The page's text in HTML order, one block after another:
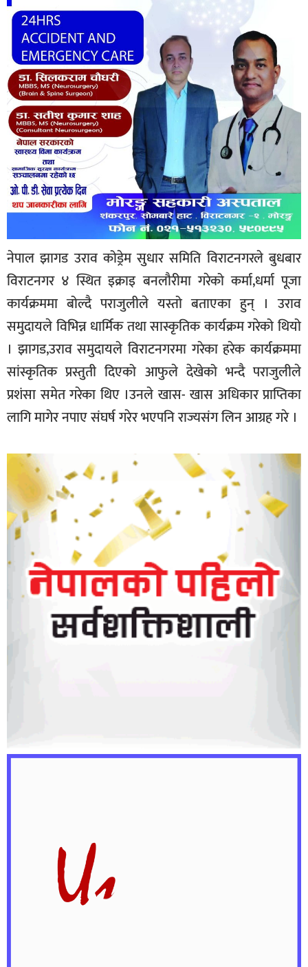
नेपाल झागड उराव कोड्रेम सुधार समिति विराटनगरले बुधबार
विराटनगर ४ स्थित इक्राइ बनलौरीमा गरेको कर्मा,धर्मा पूजा
कार्यक्रममा बोल्दै पराजुलीले यस्तो बताएका हुन् । उराव
समुदायले विभिन्न धार्मिक तथा सास्कृतिक कार्यक्रम गरेको थियो
। झागड,उराव समुदायले विराटनगरमा गरेका हरेक कार्यक्रममा
सांस्कृतिक प्रस्तुती दिएको आफुले देखेको भन्दै पराजुलीले
प्रशंसा समेत गरेका थिए ।उनले खास- खास अधिकार प्राप्तिका
लागि मागेर नपाए संघर्ष गरेर भएपनि राज्यसंग लिन आग्रह गरे ।